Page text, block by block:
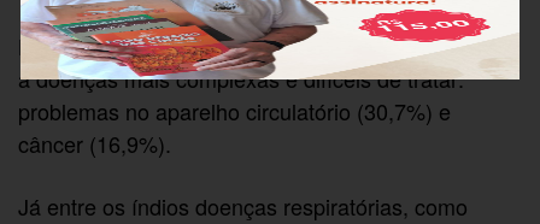
Hoje quase a metade das mortes no Brasil se deve
a doenças mais complexas e difíceis de tratar:
problemas no aparelho circulatório (30,7%) e
câncer (16,9%).
Já entre os índios doenças respiratórias, como